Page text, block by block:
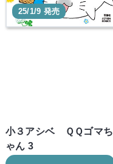
25/1/9 発売
小３アシベ ＱＱゴマち
ゃん 3